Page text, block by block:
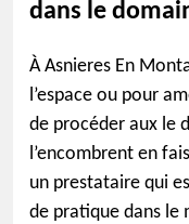
dans le
À Asnieres En
l’espace ou pour
de procéder aux le
l’encombrent en
un prestataire qui
de pratique dans le